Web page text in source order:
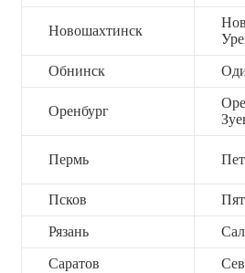
Новошахтинск
Обнинск
Оренбург
Пермь
Псков
Рязань
Саратов